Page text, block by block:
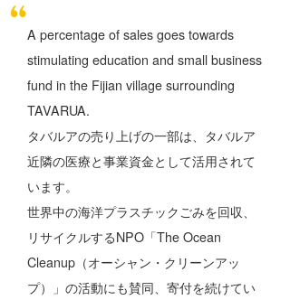
A percentage of sales goes towards
stimulating education and small business
fund in the Fijian village surrounding
TAVARUA.
タバルアの売り上げの一部は、タバルア
近隣の医療と事業資金として活用されて
います。
世界中の海洋プラスチックごみを回収、
リサイクルするNPO「The Ocean
Cleanup（オーシャン・クリーンアッ
プ）」の活動にも賛同、寄付を続けてい